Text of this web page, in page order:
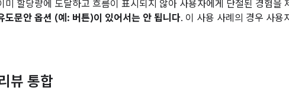
미 할당량에 도달하고 흐름이 표시되지 않아 사용자에게 단절된 경험을
도문안 옵션 (예: 버튼)이 있어서는 안 됩니다. 이 사용 사례의 경우 사용
뷰 통합